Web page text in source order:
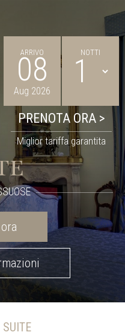
ARRIVO
08
Aug 2026
NOTTI
Miglior tariffa garantita